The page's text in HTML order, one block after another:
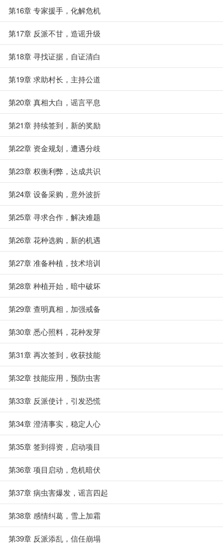
第16章 专家援手，化解危机
第17章 反派不甘，造谣升级
第18章 寻找证据，自证清白
第19章 求助村长，主持公道
第20章 真相大白，谣言平息
第21章 持续签到，新的奖励
第22章 资金规划，遭遇分歧
第23章 权衡利弊，达成共识
第24章 设备采购，意外波折
第25章 寻求合作，解决难题
第26章 花种选购，新的机遇
第27章 准备种植，技术培训
第28章 种植开始，暗中破坏
第29章 查明真相，加强戒备
第30章 悉心照料，花种发芽
第31章 再次签到，收获技能
第32章 技能应用，预防虫害
第33章 反派使计，引发恐慌
第34章 澄清事实，稳定人心
第35章 签到得资，启动项目
第36章 项目启动，危机暗伏
第37章 病虫害爆发，谣言四起
第38章 感情纠葛，雪上加霜
第39章 反派添乱，信任崩塌